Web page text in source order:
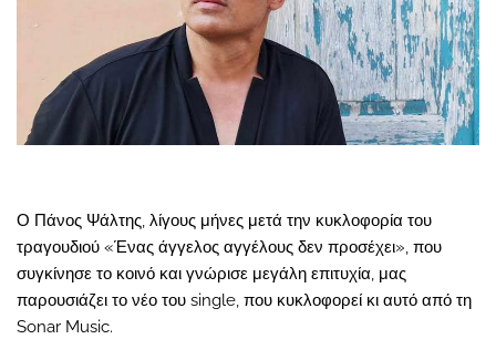
Ο Πάνος Ψάλτης, λίγους μήνες μετά την κυκλοφορία του
τραγουδιού «Ένας άγγελος αγγέλους δεν προσέχει», που
συγκίνησε το κοινό και γνώρισε μεγάλη επιτυχία, μας
παρουσιάζει το νέο του single, που κυκλοφορεί κι αυτό από τη
Sonar Music.